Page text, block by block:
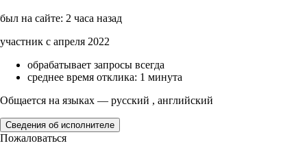
был на сайте: 2 часа назад
участник с апреля 2022
обрабатывает запросы всегда
среднее время отклика: 1 минута
Общается на языках — русский , английский
Сведения об исполнителе
Пожаловаться